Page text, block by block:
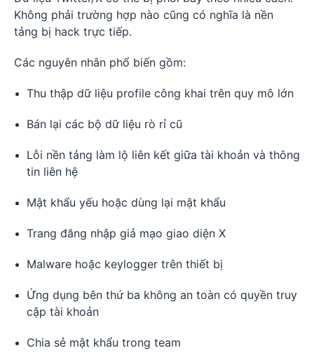
Không phải trường hợp nào cũng có nghĩa là nền
tảng bị hack trực tiếp.
Các nguyên nhân phổ biến gồm:
Thu thập dữ liệu profile công khai trên quy mô lớn
Bán lại các bộ dữ liệu rò rỉ cũ
Lỗi nền tảng làm lộ liên kết giữa tài khoản và thông
tin liên hệ
Mật khẩu yếu hoặc dùng lại mật khẩu
Trang đăng nhập giả mạo giao diện X
Malware hoặc keylogger trên thiết bị
Ứng dụng bên thứ ba không an toàn có quyền truy
cập tài khoản
Chia sẻ mật khẩu trong team